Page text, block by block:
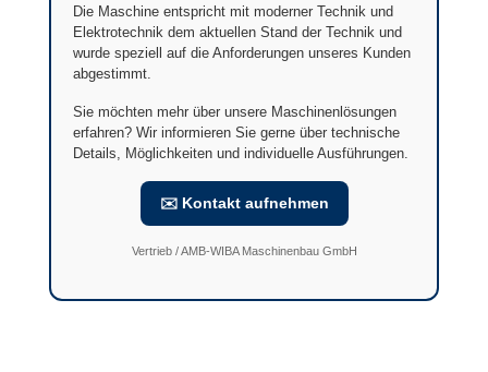
Die Maschine entspricht mit moderner Technik und
Elektrotechnik dem aktuellen Stand der Technik und
wurde speziell auf die Anforderungen unseres Kunden
abgestimmt.
Sie möchten mehr über unsere Maschinenlösungen
erfahren? Wir informieren Sie gerne über technische
Details, Möglichkeiten und individuelle Ausführungen.
✉️ Kontakt aufnehmen
Vertrieb / AMB-WIBA Maschinenbau GmbH